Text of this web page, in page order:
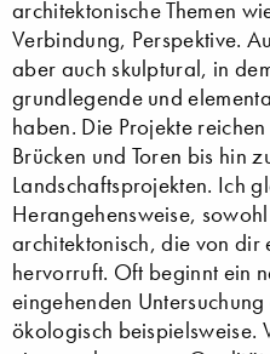
architektonische Themen
Verbindung, Perspektive.
aber auch skulptural, in
grundlegende und
haben. Die Projekte
Brücken und Toren bis hin
Landschaftsprojekten. Ich
Herangehensweise,
architektonisch, die von dir
hervorruft. Oft beginnt ein
eingehenden
ökologisch beispielsweise.